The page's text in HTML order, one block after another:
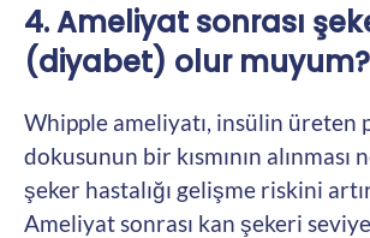
4. Ameliyat sonrası
(diyabet) olur muyum?
Whipple ameliyatı, insülin üreten
dokusunun bir kısmının alınması
şeker hastalığı gelişme riskini
Ameliyat sonrası kan şekeri